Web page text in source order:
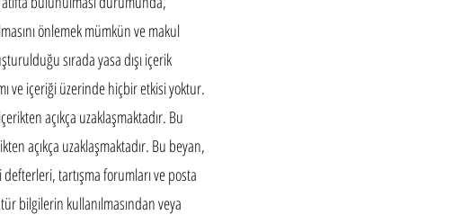
önlemek mümkün ve makul
sırada yasa dışı içerik
ve içeriği üzerinde hiçbir etkisi yoktur.
açıkça uzaklaşmaktadır. Bu
açıkça uzaklaşmaktadır. Bu beyan,
tartışma forumları ve posta
bilgilerin kullanılmasından veya